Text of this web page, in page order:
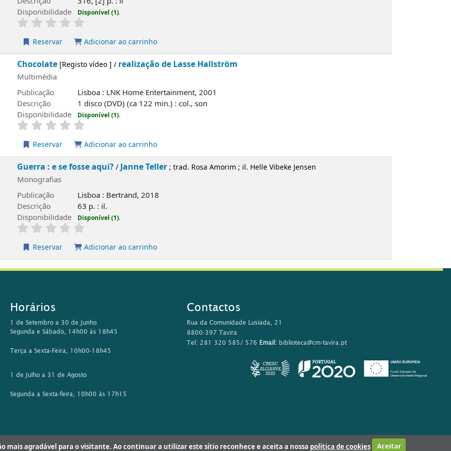
capa local
Publicação
Lisboa : Presença, 1992
Descrição
165 p.
Disponibilidade
Reservar Adicionar ao carrinho
Rebeca de ribeirão dourado
de Campos
Monografias
Publicação
Barcelos : Civilização, 1964
Descrição
316, [2] p. : il
Disponibilidade
Reservar
capa local
Descrição
1 disco (DVD) (ca 122 min.) : col., son
Reservar
Descrição
63 p. : il.
mais agradável para o visitante. Ao continuar a utilizar este sítio reconhece e aceita a nossa política de cookies Aceitar